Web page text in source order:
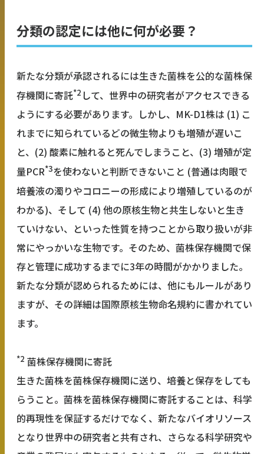
分類の認定には他に何が必要？
新たな分類が承認されるには生きた菌株を公的な菌株保
存機関に寄託*2 して、世界中の研究者がアクセスできる
ようにする必要があります。しかし、MK-D1株は (1) こ
れまでに知られているどの微生物よりも増殖が遅いこ
と、(2) 酸素に触れると死んでしまうこと、(3) 増殖が定
量PCR*3を使わないと判断できないこと (普通は肉眼で
培養液の濁りやコロニーの形成により増殖しているのが
わかる)、そして (4) 他の原核生物と共生しないと生き
ていけない、といった性質を持つことから取り扱いが非
常にやっかいな生物です。そのため、菌株保存機関で保
存と管理に成功するまでに3年の時間がかかりました。
新たな分類が認められるためには、他にもルールがあり
ますが、その詳細は国際原核生物命名規約に書かれてい
ます。
*2 菌株保存機関に寄託
生きた菌株を菌株保存機関に送り、培養と保存をしても
らうこと。菌株を菌株保存機関に寄託することは、科学
的再現性を保証するだけでなく、新たなバイオリソース
となり世界中の研究者と共有され、さらなる科学研究や